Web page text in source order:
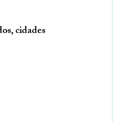
cidades